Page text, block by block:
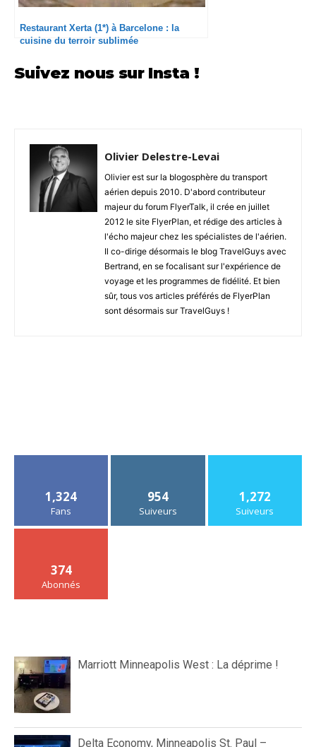
Restaurant Xerta (1*) à Barcelone : la
cuisine du terroir sublimée
Suivez nous sur Insta !
Olivier Delestre-Levai
Olivier est sur la blogosphère du transport
aérien depuis 2010. D'abord contributeur
majeur du forum FlyerTalk, il crée en juillet
2012 le site FlyerPlan, et rédige des articles à
l'écho majeur chez les spécialistes de l'aérien.
Il co-dirige désormais le blog TravelGuys avec
Bertrand, en se focalisant sur l'expérience de
voyage et les programmes de fidélité. Et bien
sûr, tous vos articles préférés de FlyerPlan
sont désormais sur TravelGuys !
1,324
Fans
954
Suiveurs
1,272
Suiveurs
374
Abonnés
Marriott Minneapolis West : La déprime !
Delta Economy, Minneapolis St. Paul –